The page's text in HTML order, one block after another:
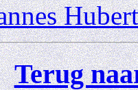
Terug